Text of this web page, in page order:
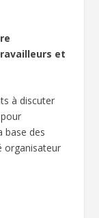
et
à discuter
base des
organisateur